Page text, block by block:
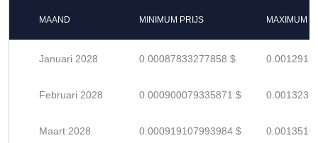
MAAND MINIMUM PRIJS MAXIMUM
Januari 2028 0.00087833277858 $
Februari 2028 0.000900079335871 $
Maart 2028 0.000919107993984 $